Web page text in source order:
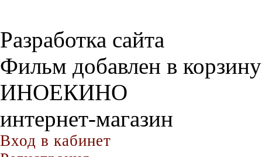
Разработка сайта
Фильм добавлен в корзину
ИНОЕКИНО
интернет-магазин
Вход в кабинет